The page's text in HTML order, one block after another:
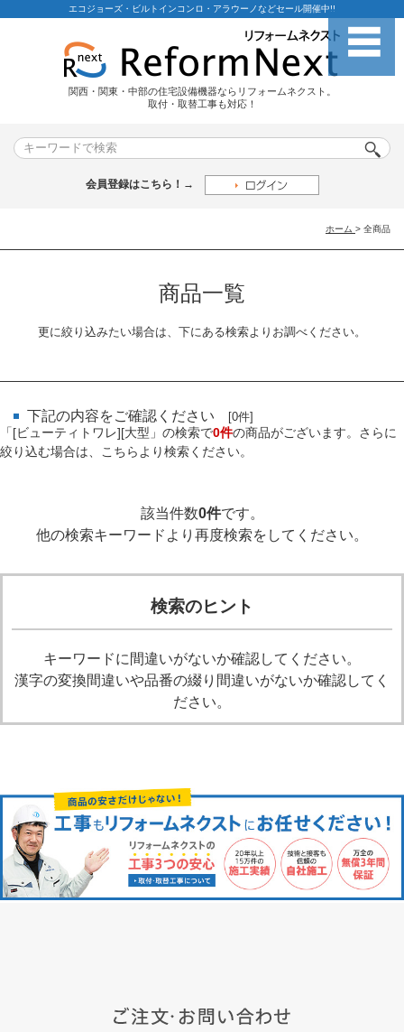
エコジョーズ・ビルトインコンロ・アラウーノなどセール開催中!!
関西・関東・中部の住宅設備機器ならリフォームネクスト。
取付・取替工事も対応！
会員登録はこちら！→
ホーム > 全商品
商品一覧
更に絞り込みたい場合は、下にある検索よりお調べください。
下記の内容をご確認ください [0件]
「[ビューティトワレ][大型」の検索で0件の商品がございます。さらに
絞り込む場合は、こちらより検索ください。
該当件数0件です。
他の検索キーワードより再度検索をしてください。
検索のヒント
キーワードに間違いがないか確認してください。
漢字の変換間違いや品番の綴り間違いがないか確認してく
ださい。